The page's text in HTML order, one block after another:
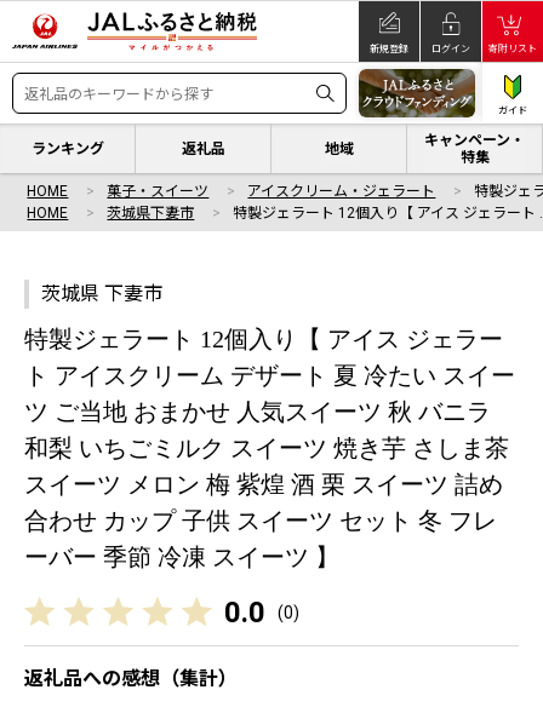
新規登録 ログイン 寄附リスト
ガイド
ランキング 返礼品 地域
キャンペーン・
特集
HOME 菓子・スイーツ アイスクリーム・ジェラート
特製ジェ
HOME
茨城県下妻市 特製ジェラート 12個入り【 アイス ジェラート
茨城県 下妻市
特製ジェラート 12個入り【 アイス ジェラー
ト アイスクリーム デザート 夏 冷たい スイー
ツ ご当地 おまかせ 人気スイーツ 秋 バニラ
和梨 いちごミルク スイーツ 焼き芋 さしま茶
スイーツ メロン 梅 紫煌 酒 栗 スイーツ 詰め
合わせ カップ 子供 スイーツ セット 冬 フレ
ーバー 季節 冷凍 スイーツ 】
0.0 (0)
返礼品への感想（集計）